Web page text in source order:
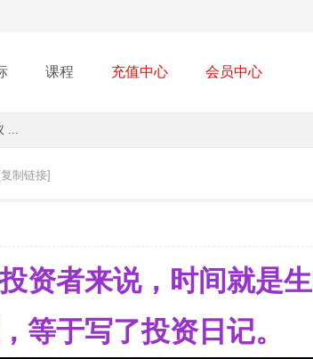
课程 充值中心 会员中心
...
[复制链接]
资者来说，时间就是生
等于写了投资日记。